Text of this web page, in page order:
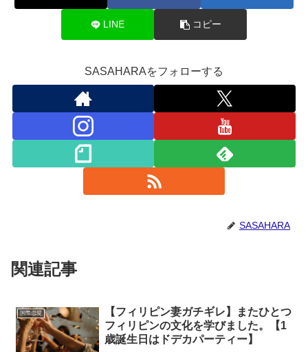
LINE コピー
SASAHARAをフォローする
SASAHARA
関連記事
国際恋愛
【フィリピン妻ガチギレ】またひとつ
フィリピンの文化を学びました。【1
歳誕生日はドデカパーティー】